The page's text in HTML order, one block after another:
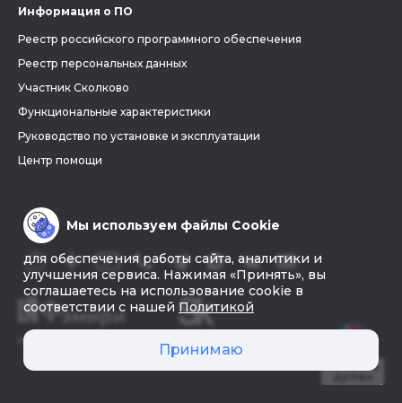
Информация о ПО
Реестр российского программного обеспечения
Реестр персональных данных
Участник Сколково
Функциональные характеристики
Руководство по установке и эксплуатации
Центр помощи
© 2026 «Фэмири»
Мы используем файлы Cookie
для обеспечения работы сайта, аналитики и
улучшения сервиса. Нажимая «Принять», вы
соглашаетесь на использование cookie в
соответствии с нашей Политикой
Принимаю
Создать